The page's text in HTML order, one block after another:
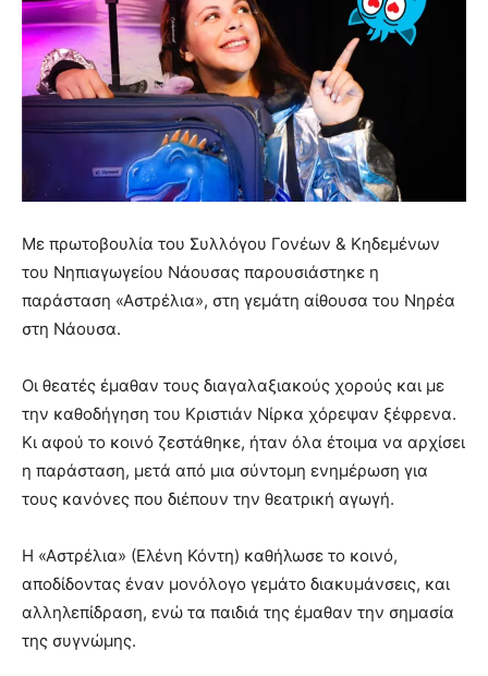
Με πρωτοβουλία του Συλλόγου Γονέων & Κηδεμένων
του Νηπιαγωγείου Νάουσας παρουσιάστηκε η
παράσταση «Αστρέλια», στη γεμάτη αίθουσα του Νηρέα
στη Νάουσα.
Οι θεατές έμαθαν τους διαγαλαξιακούς χορούς και με
την καθοδήγηση του Κριστιάν Νίρκα χόρεψαν ξέφρενα.
Κι αφού το κοινό ζεστάθηκε, ήταν όλα έτοιμα να αρχίσει
η παράσταση, μετά από μια σύντομη ενημέρωση για
τους κανόνες που διέπουν την θεατρική αγωγή.
Η «Αστρέλια» (Ελένη Κόντη) καθήλωσε το κοινό,
αποδίδοντας έναν μονόλογο γεμάτο διακυμάνσεις, και
αλληλεπίδραση, ενώ τα παιδιά της έμαθαν την σημασία
της συγνώμης.